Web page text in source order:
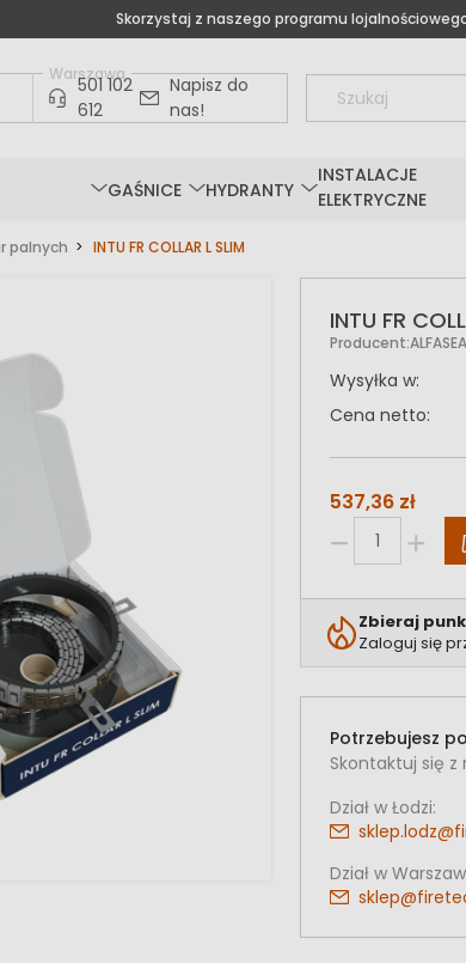
Skorzystaj z naszego programu
Warszawa
501 102
612
Napisz do
nas!
GAŚNICE HYDRANTY
INSTALACJE
ELEKTRYCZNE
palnych INTU FR COLLAR L SLIM
INTU FR
Producent:
Wysyłka w:
Cena netto:
537,36 zł
Zbieraj
Zaloguj się
Potrzebujesz
Skontaktuj się z
Dział w Łodzi:
Dział w